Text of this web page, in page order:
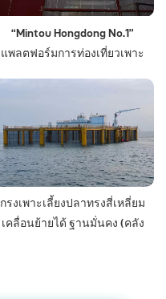
“Mintou Hongdong No.1”
แพลตฟอร์มการท่องเที่ยวเพาะ
กรงเพาะเลี้ยงปลาทรงสี่เหลี่ยม
เคลื่อนย้ายได้ ฐานมั่นคง (คลัง